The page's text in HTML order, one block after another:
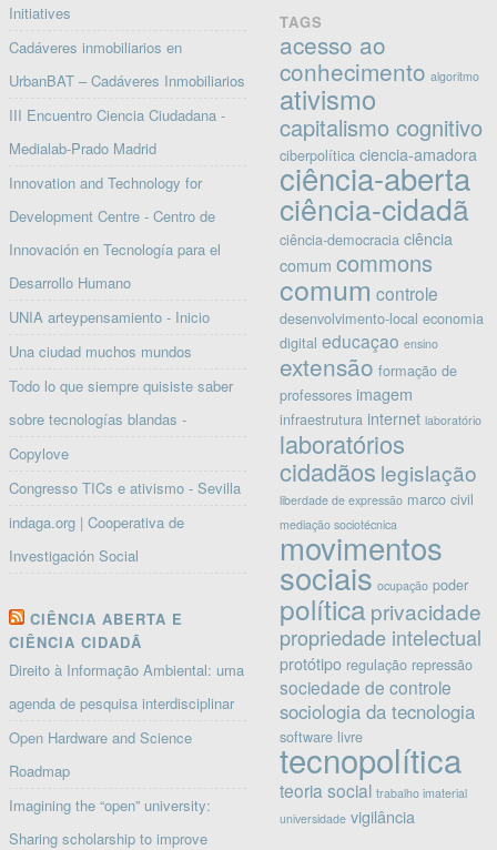
Initiatives
Cadáveres inmobiliarios en
UrbanBAT – Cadáveres Inmobiliarios
III Encuentro Ciencia Ciudadana -
Medialab-Prado Madrid
Innovation and Technology for
Development Centre - Centro de
Innovación en Tecnología para el
Desarrollo Humano
UNIA arteypensamiento - Inicio
Una ciudad muchos mundos
Todo lo que siempre quisiste saber
sobre tecnologías blandas -
Copylove
Congresso TICs e ativismo - Sevilla
indaga.org | Cooperativa de
Investigación Social
CIÊNCIA ABERTA E
CIÊNCIA CIDADÃ
Direito à Informação Ambiental: uma
agenda de pesquisa interdisciplinar
Open Hardware and Science
Roadmap
Imagining the “open” university:
Sharing scholarship to improve
TAGS
acesso ao
conhecimento algoritmo
ativismo
capitalismo cognitivo
ciberpolítica ciencia-amadora
ciência-aberta
ciência-cidadã
ciência-democracia ciência
comum commons
comum controle
desenvolvimento-local economia
digital educaçao ensino
extensão formação de
professores imagem
infraestrutura internet laboratório
laboratórios
cidadãos legislação
liberdade de expressão marco civil
mediação sociotécnica
movimentos
sociais ocupação poder
política privacidade
propriedade intelectual
protótipo regulação repressão
sociedade de controle
sociologia da tecnologia
software livre
tecnopolítica
teoria social trabalho imaterial
universidade vigilância